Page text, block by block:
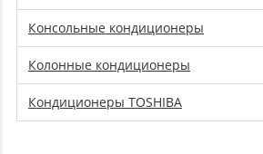
Консольные кондиционеры
Колонные кондиционеры
Кондиционеры TOSHIBA